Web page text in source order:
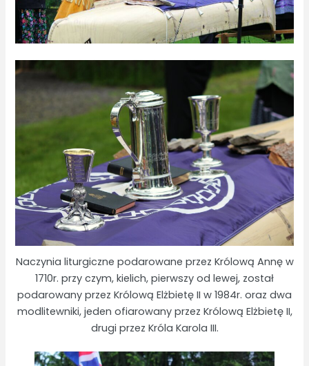
Naczynia liturgiczne podarowane przez Królową Annę w
1710r. przy czym, kielich, pierwszy od lewej, został
podarowany przez Królową Elżbietę II w 1984r. oraz dwa
modlitewniki, jeden ofiarowany przez Królową Elżbietę II,
drugi przez Króla Karola III.